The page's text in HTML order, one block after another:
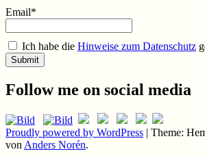
Email*
Ich habe die Hinweise zum Datenschutz
Follow me on social media
Proudly powered by WordPress | Theme:
von Anders Norén.